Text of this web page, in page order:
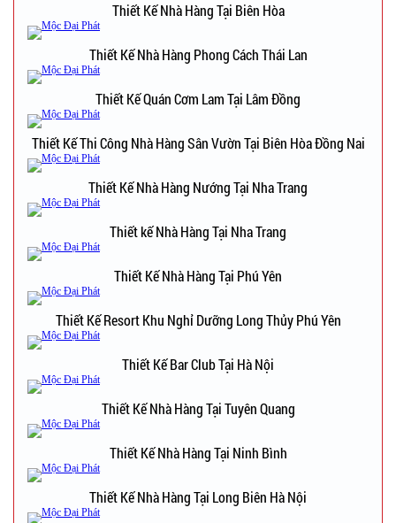
Thiết Kế Nhà Hàng Tại Biên Hòa
Thiết Kế Nhà Hàng Phong Cách Thái Lan
Thiết Kế Quán Cơm Lam Tại Lâm Đồng
Thiết Kế Thi Công Nhà Hàng Sân Vườn Tại Biên Hòa Đồng Nai
Thiết Kế Nhà Hàng Nướng Tại Nha Trang
Thiết kế Nhà Hàng Tại Nha Trang
Thiết Kế Nhà Hàng Tại Phú Yên
Thiết Kế Resort Khu Nghỉ Dưỡng Long Thủy Phú Yên
Thiết Kế Bar Club Tại Hà Nội
Thiết Kế Nhà Hàng Tại Tuyên Quang
Thiết Kế Nhà Hàng Tại Ninh Bình
Thiết Kế Nhà Hàng Tại Long Biên Hà Nội